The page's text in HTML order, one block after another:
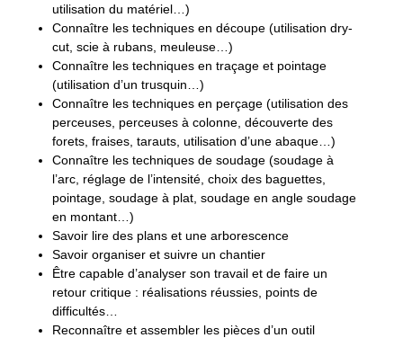
utilisation du matériel…)
Connaître les techniques en découpe (utilisation dry-
cut, scie à rubans, meuleuse…)
Connaître les techniques en traçage et pointage
(utilisation d’un trusquin…)
Connaître les techniques en perçage (utilisation des
perceuses, perceuses à colonne, découverte des
forets, fraises, tarauts, utilisation d’une abaque…)
Connaître les techniques de soudage (soudage à
l’arc, réglage de l’intensité, choix des baguettes,
pointage, soudage à plat, soudage en angle soudage
en montant…)
Savoir lire des plans et une arborescence
Savoir organiser et suivre un chantier
Être capable d’analyser son travail et de faire un
retour critique : réalisations réussies, points de
difficultés…
Reconnaître et assembler les pièces d’un outil